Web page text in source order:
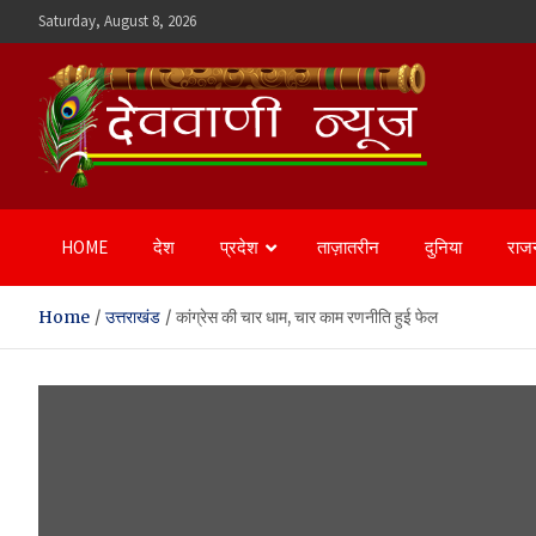
to
content
Saturday, August 8, 2026
Devvani News Portal
HOME देश प्रदेश ताज़ातरीन दुनिया
Home उत्तराखंड कांग्रेस की चार धाम, चार काम रणनीति हुई फेल